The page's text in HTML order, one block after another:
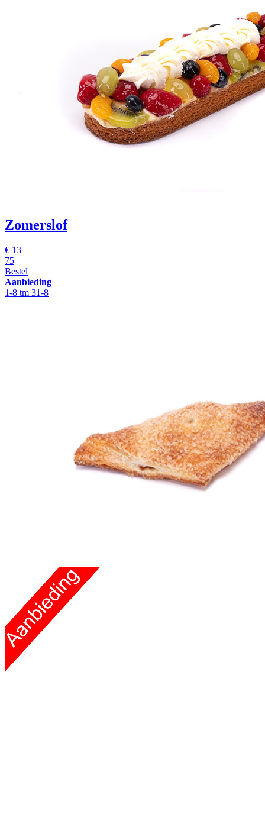
Zomerslof
€ 13
75
Bestel
Aanbieding
1-8 tm 31-8